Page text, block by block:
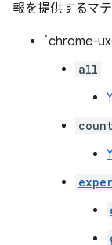
報を提供するマ
`chrome-
all